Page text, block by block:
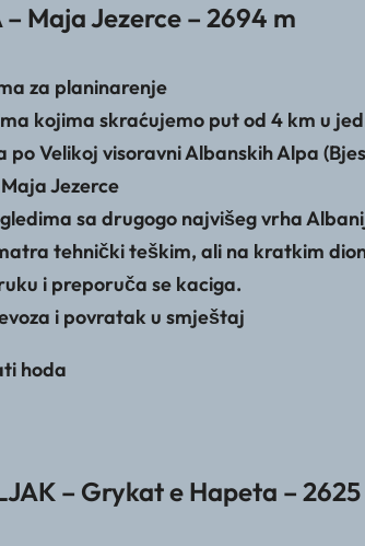
– Maja Jezerce – 2694 m
za planinarenje
kojima skraćujemo put od 4 km u
Velikoj visoravni Albanskih Alpa
Jezerce
sa drugogo najvišeg vrha
tehnički teškim, ali na kratkim
i preporuča se kaciga.
i povratak u smještaj
hoda
– Grykat e Hapeta –